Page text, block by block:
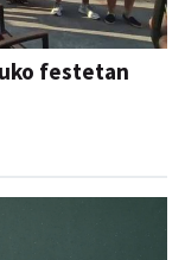
festetan